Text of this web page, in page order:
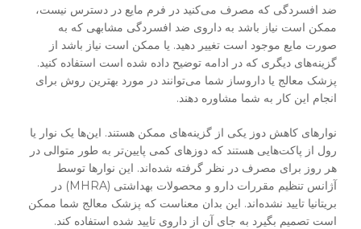
ضد افسردگی که مصرف می‌کنید در فرم مایع در دسترس نیست،
ممکن است نیاز باشد به داروی ضد افسردگی مشابهی که به
صورت مایع موجود است تغییر دهید. یا ممکن است نیاز باشد از
گزینه‌های دیگری که در ادامه توضیح داده شده است استفاده کنید.
پزشک معالج یا داروساز شما می‌توانند در مورد بهترین روش برای
انجام این کار به شما مشاوره دهند.
نوارهای کاهش دوز یکی از گزینه‌های ممکن هستند. این‌ها یک نوار یا
رول از پاکت‌هایی هستند که دوزهای کمی پایین‌تر به طور متوالی در
هر روز برای مصرف در نظر گرفته شده‌اند. این نوارها توسط
آژانس تنظیم مقررات دارو و محصولات بهداشتی (MHRA) در
بریتانیا تایید نشده‌اند. این بدان معناست که پزشک معالج شما ممکن
است تصمیم بگیرد به جای آن از داروی تایید شده استفاده کند.